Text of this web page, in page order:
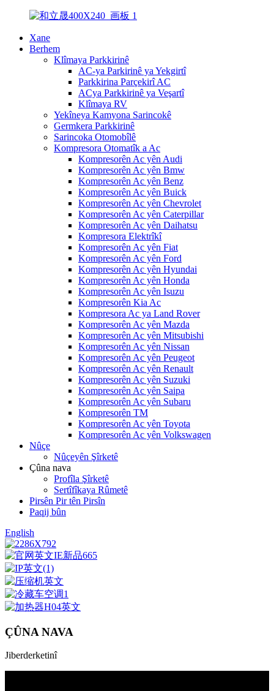
Xane
Berhem
Klîmaya Parkkirinê
AC-ya Parkirinê ya Yekgirtî
Parkkirina Parçekirî AC
ACya Parkkirinê ya Veşartî
Klîmaya RV
Yekîneya Kamyona Sarincokê
Germkera Parkkirinê
Sarincoka Otomobîlê
Kompresora Otomatîk a Ac
Kompresorên Ac yên Audi
Kompresorên Ac yên Bmw
Kompresorên Ac yên Benz
Kompresorên Ac yên Buick
Kompresorên Ac yên Chevrolet
Kompresorên Ac yên Caterpillar
Kompresorên Ac yên Daihatsu
Kompresora Elektrîkî
Kompresorên Ac yên Fiat
Kompresorên Ac yên Ford
Kompresorên Ac yên Hyundai
Kompresorên Ac yên Honda
Kompresorên Ac yên Isuzu
Kompresorên Kia Ac
Kompresora Ac ya Land Rover
Kompresorên Ac yên Mazda
Kompresorên Ac yên Mitsubishi
Kompresorên Ac yên Nissan
Kompresorên Ac yên Peugeot
Kompresorên Ac yên Renault
Kompresorên Ac yên Suzuki
Kompresorên Ac yên Saipa
Kompresorên Ac yên Subaru
Kompresorên TM
Kompresorên Ac yên Toyota
Kompresorên Ac yên Volkswagen
Nûçe
Nûçeyên Şîrketê
Çûna nava
Profîla Şîrketê
Sertîfîkaya Rûmetê
Pirsên Pir tên Pirsîn
Paqij bûn
English
ÇÛNA NAVA
Jiberderketinî